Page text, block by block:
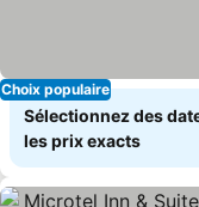
Choix populaire
Sélectionnez des
les prix exacts